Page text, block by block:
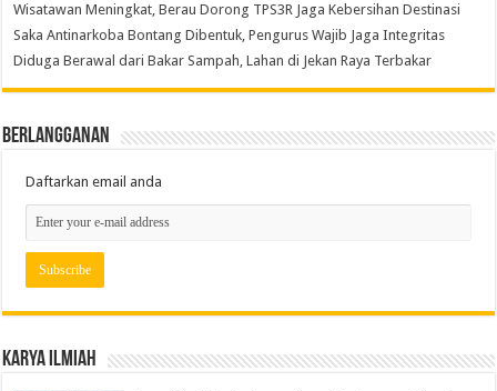
Wisatawan Meningkat, Berau Dorong TPS3R Jaga Kebersihan Destinasi
Saka Antinarkoba Bontang Dibentuk, Pengurus Wajib Jaga Integritas
Diduga Berawal dari Bakar Sampah, Lahan di Jekan Raya Terbakar
Berlangganan
Daftarkan email anda
Karya Ilmiah